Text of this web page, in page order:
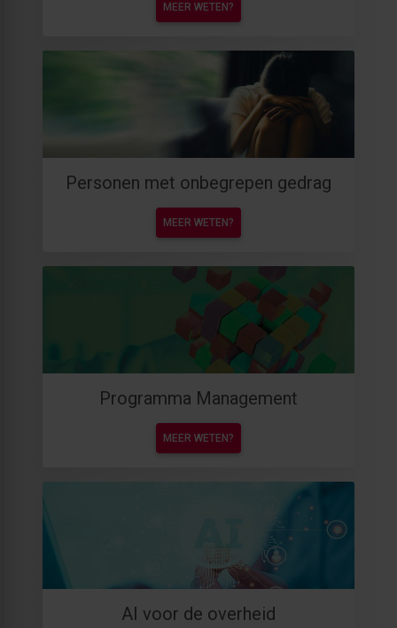
MEER WETEN?
Personen met onbegrepen gedrag
MEER WETEN?
Programma Management
MEER WETEN?
AI voor de overheid